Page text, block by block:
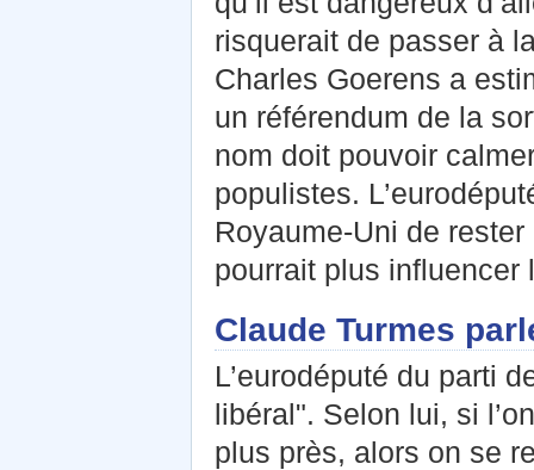
risquerait de passer à
Charles Goerens a
un référendum de la
nom doit pouvoir
populistes.
Royaume-Uni de
pourrait plus influencer
Claude Turmes
L’eurodéputé du parti
libéral". Selon lui, si
plus près, alors on se